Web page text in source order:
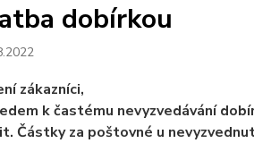
dobírkou
zákazníci,
k častému nevyzvedávání
Částky za poštovné u